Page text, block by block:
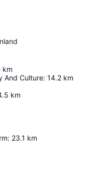
km
And Culture: 14.2 km
km
: 23.1 km